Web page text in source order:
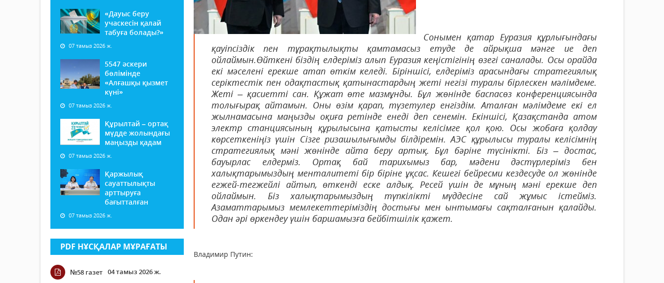
«Дауыс беру
учаскесін қалай
табуға болады?»
07 тамыз 2026 ж.
5547 әскери
бөлімінде
«Алғашқы қызмет
күні»
07 тамыз 2026 ж.
Құрылтай – ортақ
мүдде жолындағы
маңызды қадам
07 тамыз 2026 ж.
Қаржылық
сауаттылықты
арттыруға
бағытталған
07 тамыз 2026 ж.
PDF НҰСҚАЛАР МҰРАҒАТЫ
№58 газет 04 тамыз 2026 ж.
Сонымен қатар Еуразия құрлығындағы
қауіпсіздік пен тұрақтылықты қамтамасыз етуде де айрықша мәнге ие деп
ойлаймын.Өйткені біздің елдеріміз алып Еуразия кеңістігінің өзегі саналады. Осы орайда
екі мәселені ерекше атап өткім келеді. Біріншісі, елдеріміз арасындағы стратегиялық
серіктестік пен одақтастық қатынастардың жеті негізі туралы бірлескен мәлімдеме.
Жеті – қасиетті сан. Құжат өте мазмұнды. Бұл жөнінде баспасөз конференциясында
толығырақ айтамын. Оны өзім қарап, түзетулер енгіздім. Аталған мәлімдеме екі ел
жылнамасына маңызды оқиға ретінде енеді деп сенемін. Екіншісі, Қазақстанда атом
электр станциясының құрылысына қатысты келісімге қол қою. Осы жобаға қолдау
көрсеткеніңіз үшін Сізге ризашылығымды білдіремін. АЭС құрылысы туралы келісімнің
стратегиялық мәні жөнінде айта беру артық. Бұл бәріне түсінікті. Біз – достас,
бауырлас елдерміз. Ортақ бай тарихымыз бар, мәдени дәстүрлеріміз бен
халықтарымыздың менталитеті бір біріне ұқсас. Кешегі бейресми кездесуде ол жөнінде
егжей-тегжейлі айтып, өткенді еске алдық. Ресей үшін де мұның мәні ерекше деп
ойлаймын. Біз халықтарымыздың түпкілікті мүддесіне сай жұмыс істейміз.
Азаматтарымыз мемлекеттеріміздің достығы мен ынтымағы сақталғанын қалайды.
Одан әрі өркендеу үшін баршамызға бейбітшілік қажет.
Владимир Путин: